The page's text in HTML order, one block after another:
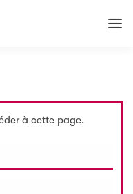
à cette page.